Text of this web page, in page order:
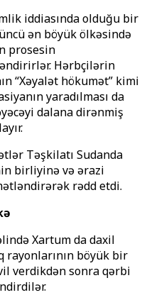
iddiasında olduğu bir
ən böyük ölkəsində
prosesin
Hərbçilərin
“Xəyalət hökumət” kimi
yaradılması da
dalana dirənmiş
Təşkilatı Sudanda
birliyinə və ərazi
rədd etdi.
Xartum da daxil
rayonlarının böyük bir
verdikdən sonra qərbi